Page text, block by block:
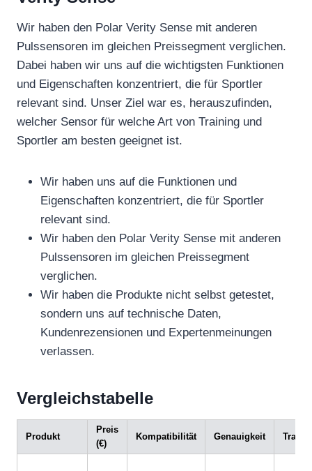
Wir haben den Polar Verity Sense mit anderen
Pulssensoren im gleichen Preissegment verglichen.
Dabei haben wir uns auf die wichtigsten Funktionen
und Eigenschaften konzentriert, die für Sportler
relevant sind. Unser Ziel war es, herauszufinden,
welcher Sensor für welche Art von Training und
Sportler am besten geeignet ist.
Wir haben uns auf die Funktionen und
Eigenschaften konzentriert, die für Sportler
relevant sind.
Wir haben den Polar Verity Sense mit anderen
Pulssensoren im gleichen Preissegment
verglichen.
Wir haben die Produkte nicht selbst getestet,
sondern uns auf technische Daten,
Kundenrezensionen und Expertenmeinungen
verlassen.
Vergleichstabelle
Produkt
Preis
(€)
Kompatibilität Genauigkeit